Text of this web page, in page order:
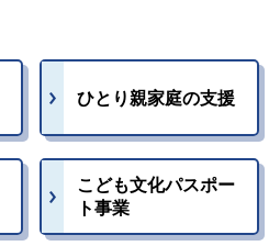
ひとり親家庭の支援
こども文化パスポー
ト事業